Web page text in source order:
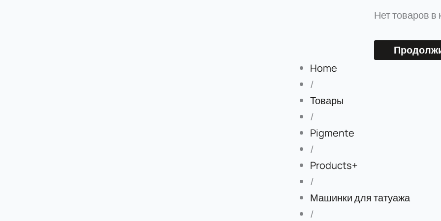
Нет товаров в
Home
/
Товары
/
Pigmente
/
Products+
/
Машинки для татуажа
/